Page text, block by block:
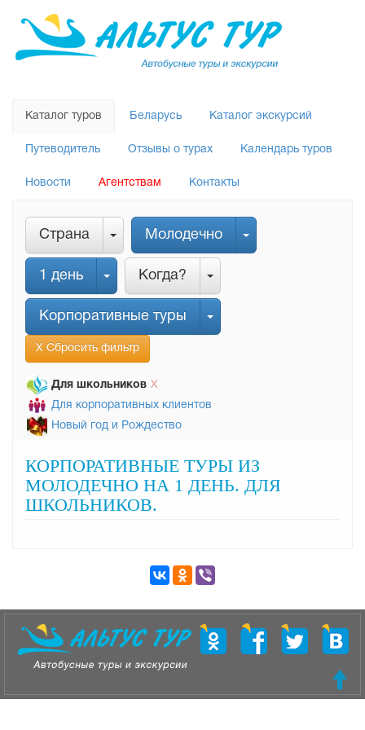
Каталог туров Беларусь Каталог экскурсий
Путеводитель Отзывы о турах Календарь туров
Новости Агентствам Контакты
Страна Молодечно
1 день Когда?
Корпоративные туры
Х Сбросить фильтр
Для школьников Х
Для корпоративных клиентов
Новый год и Рождество
КОРПОРАТИВНЫЕ ТУРЫ ИЗ
МОЛОДЕЧНО НА 1 ДЕНЬ. ДЛЯ
ШКОЛЬНИКОВ.